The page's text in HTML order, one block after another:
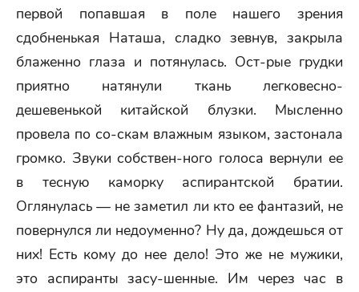
первой попавшая в поле нашего зрения
сдобненькая Наташа, сладко зевнув, закрыла
блаженно глаза и потянулась. Ост-рые грудки
приятно натянули ткань легковесно-
дешевенькой китайской блузки. Мысленно
провела по со-скам влажным языком, застонала
громко. Звуки собствен-ного голоса вернули ее
в тесную каморку аспирантской братии.
Оглянулась — не заметил ли кто ее фантазий, не
повернулся ли недоуменно? Ну да, дождешься от
них! Есть кому до нее дело! Это же не мужики,
это аспиранты засу-шенные. Им через час в